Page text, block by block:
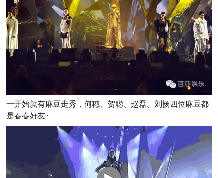
一开始就有麻豆走秀，何穗、贺聪、赵磊、刘畅四位麻豆都
是春春好友~